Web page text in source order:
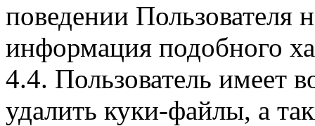
поведении Пользователя
информация подобного
4.4. Пользователь имеет
удалить куки-файлы, а